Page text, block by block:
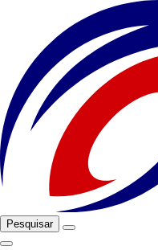
Pesquisar